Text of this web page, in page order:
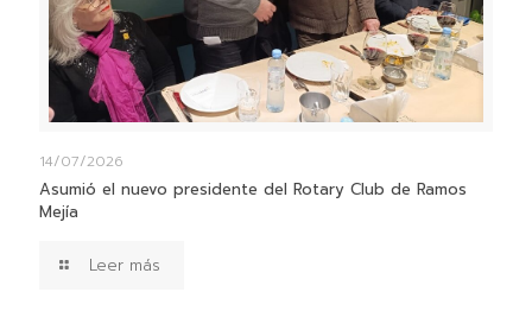
14/07/2026
Asumió el nuevo presidente del Rotary Club de Ramos
Mejía
Leer más